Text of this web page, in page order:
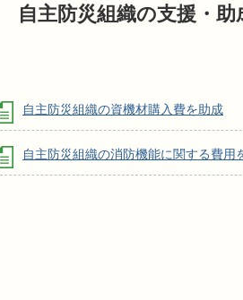
自主防災組織の支援・助
自主防災組織の資機材購入費を助成
自主防災組織の消防機能に関する費用